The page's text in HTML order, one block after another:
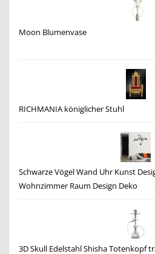
Moon Blumenvase
RICHMANIA königlicher Stuhl
Schwarze Vögel Wand Uhr Kunst
Wohnzimmer Raum Design Deko
3D Skull Edelstahl Shisha Totenkopf